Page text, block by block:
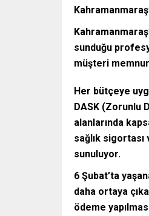
sunduğu
müşteri
Her bütçeye
DASK (Zorunlu
alanlarında
sağlık
sunuluyor.
6 Şubat’ta
daha ortaya
ödeme